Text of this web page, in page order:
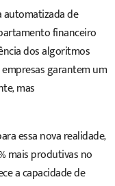
automatizada de
financeiro
dos algoritmos
garantem um
mas
essa nova realidade,
mais produtivas no
a capacidade de